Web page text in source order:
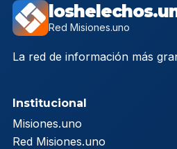
Red Misiones.uno
La red de información más
Institucional
Misiones.uno
Red Misiones.uno